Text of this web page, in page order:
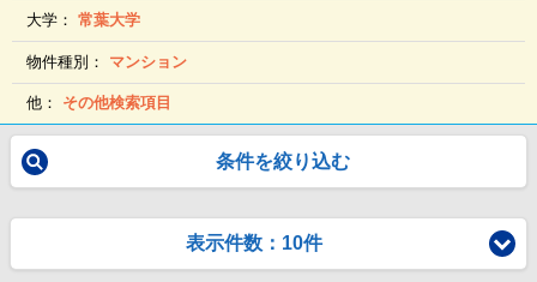
大学：常葉大学
物件種別： マンション
他： その他検索項目
条件を絞り込む
表示件数：10件